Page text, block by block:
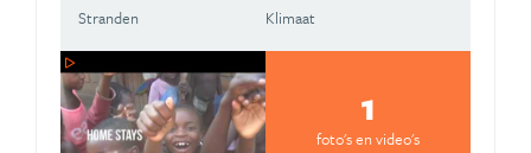
Stranden Klimaat
1
foto's en video's